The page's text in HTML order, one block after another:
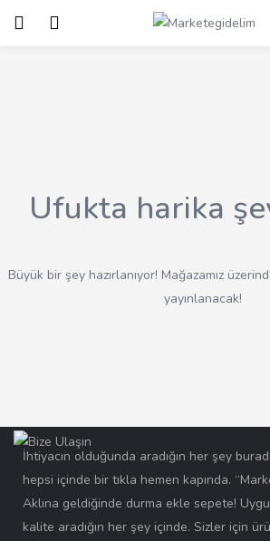
Giriş
Ufukta harika
Büyük bir şey hazırlanıyor! Mağazamız
yayınlanacak!
İhtiyacın olduğunda aradığın her şey
hepsi içinde bir tıkla hemen kapında.
Aklına geldiğinde durma ekle sepete!
kalite aradığın her şey içinde. Sizler için